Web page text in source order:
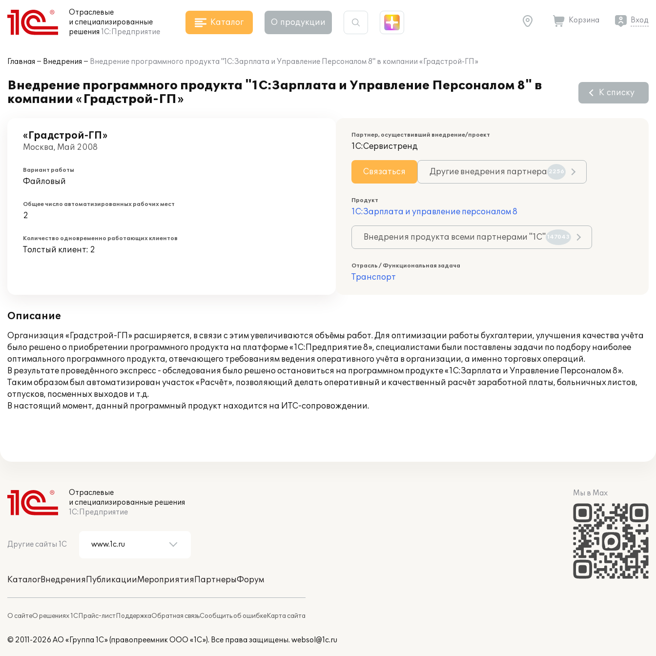
Отраслевые
и специализированные
решения 1С:Предприятие
Каталог О продукции Корзина Вход
Главная Внедрения Внедрение программного продукта "1С:Зарплата и Управление Персоналом 8" в компании «Градстрой-ГП»
Внедрение программного продукта "1С:Зарплата и Управление Персоналом 8" в
компании «Градстрой-ГП»
К списку
«Градстрой-ГП»
Москва, Май 2008
Вариант работы
Файловый
Общее число автоматизированных рабочих мест
2
Количество одновременно работающих клиентов
Толстый клиент: 2
Партнер, осуществивший внедрение/проект
1С:Сервистренд
Связаться Другие внедрения партнера 2256
Продукт
1С:Зарплата и управление персоналом 8
Внедрения продукта всеми партнерами "1С" 147043
Отрасль / Функциональная задача
Транспорт
Описание
Организация «Градстрой-ГП» расширяется, в связи с этим увеличиваются объёмы работ. Для оптимизации работы бухгалтерии, улучшения качества учёта
было решено о приобретении программного продукта на платформе «1С:Предприятие 8», специалистами были поставлены задачи по подбору наиболее
оптимального программного продукта, отвечающего требованиям ведения оперативного учёта в организации, а именно торговых операций.
В результате проведённого экспресс - обследования было решено остановиться на программном продукте «1С:Зарплата и Управление Персоналом 8».
Таким образом был автоматизирован участок «Расчёт», позволяющий делать оперативный и качественный расчёт заработной платы, больничных листов,
отпусков, посменных выходов и т.д.
В настоящий момент, данный программный продукт находится на ИТС-сопровождении.
Отраслевые
и специализированные решения
1С:Предприятие
Другие сайты 1С
КаталогВнедренияПубликацииМероприятияПартнерыФорум
О сайтеО решениях 1СПрайс-листПоддержкаОбратная связьСообщить об ошибкеКарта сайта
Мы в Max
© 2011-2026 АО «Группа 1С» (правопреемник ООО «1С»). Все права защищены. websol@1c.ru